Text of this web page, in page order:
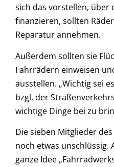
sich das vorstellen, über
finanzieren, sollten
Reparatur annehmen.
Außerdem sollten sie
Fahrrädern einweisen
ausstellen. „Wichtig sei
bzgl. der
wichtige Dinge bei zu
Die sieben Mitglieder
noch etwas unschlüssig.
ganze Idee